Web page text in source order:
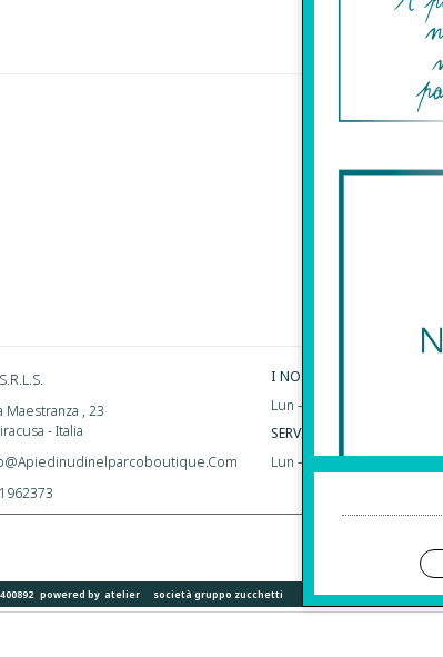
HO
Maestranza , 23
- Italia
I NOSTRI ORARI:
Lun – Sab | 10:00 – 20:00
SERVIZIO CLIENTI:
Lun – Dom | 10:00 – 20:00
powered by atelier società gruppo zucchetti